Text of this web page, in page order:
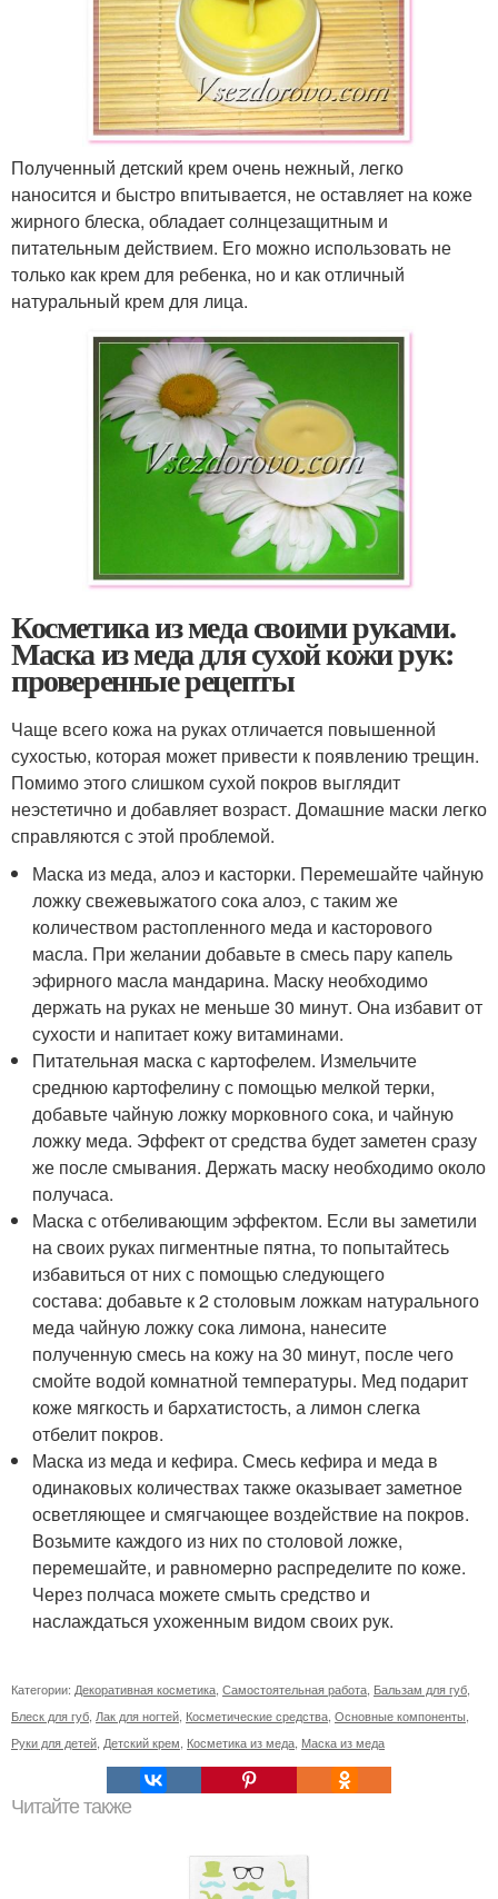
Полученный детский крем очень нежный, легко
наносится и быстро впитывается, не оставляет на коже
жирного блеска, обладает солнцезащитным и
питательным действием. Его можно использовать не
только как крем для ребенка, но и как отличный
натуральный крем для лица.
Косметика из меда своими руками.
Маска из меда для сухой кожи рук:
проверенные рецепты
Чаще всего кожа на руках отличается повышенной
сухостью, которая может привести к появлению трещин.
Помимо этого слишком сухой покров выглядит
неэстетично и добавляет возраст. Домашние маски легко
справляются с этой проблемой.
Маска из меда, алоэ и касторки. Перемешайте чайную
ложку свежевыжатого сока алоэ, с таким же
количеством растопленного меда и касторового
масла. При желании добавьте в смесь пару капель
эфирного масла мандарина. Маску необходимо
держать на руках не меньше 30 минут. Она избавит от
сухости и напитает кожу витаминами.
Питательная маска с картофелем. Измельчите
среднюю картофелину с помощью мелкой терки,
добавьте чайную ложку морковного сока, и чайную
ложку меда. Эффект от средства будет заметен сразу
же после смывания. Держать маску необходимо около
получаса.
Маска с отбеливающим эффектом. Если вы заметили
на своих руках пигментные пятна, то попытайтесь
избавиться от них с помощью следующего
состава: добавьте к 2 столовым ложкам натурального
меда чайную ложку сока лимона, нанесите
полученную смесь на кожу на 30 минут, после чего
смойте водой комнатной температуры. Мед подарит
коже мягкость и бархатистость, а лимон слегка
отбелит покров.
Маска из меда и кефира. Смесь кефира и меда в
одинаковых количествах также оказывает заметное
осветляющее и смягчающее воздействие на покров.
Возьмите каждого из них по столовой ложке,
перемешайте, и равномерно распределите по коже.
Через полчаса можете смыть средство и
наслаждаться ухоженным видом своих рук.
Категории: Декоративная косметика Самостоятельная работа Бальзам для губ
Блеск для губ Лак для ногтей Косметические средства Основные компоненты
Руки для детей Детский крем Косметика из меда Маска из меда
Читайте также